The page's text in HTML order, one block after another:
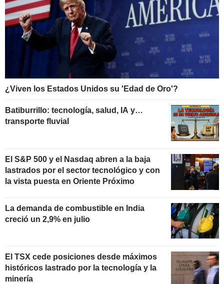
¿Viven los Estados Unidos su 'Edad de Oro'?
Batiburrillo: tecnología, salud, IA y…
transporte fluvial
El S&P 500 y el Nasdaq abren a la baja
lastrados por el sector tecnológico y con
la vista puesta en Oriente Próximo
La demanda de combustible en India
creció un 2,9% en julio
El TSX cede posiciones desde máximos
históricos lastrado por la tecnología y la
minería